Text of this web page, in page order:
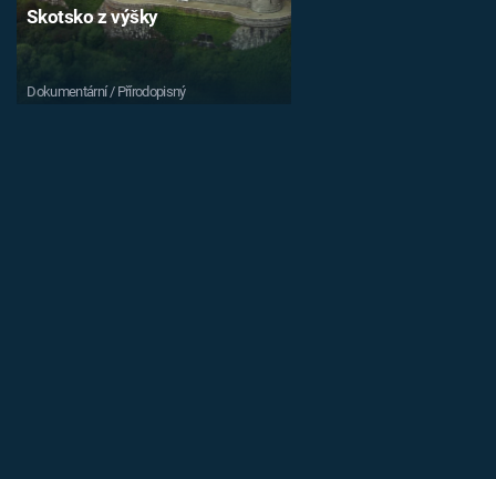
Skotsko z výšky
Dokumentární / Přírodopisný